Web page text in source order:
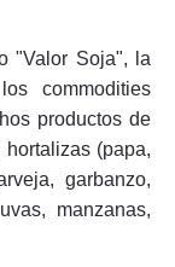
"Valor Soja", la
commodities
productos de
(papa,
garbanzo,
manzanas,